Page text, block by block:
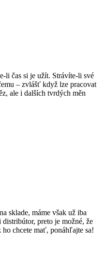
li čas si je užít. Strávíte-li své
– zvlášť když lze pracovat
ale i dalších tvrdých měn
sklade, máme však už iba
preto je možné, že
chcete mať, ponáhľajte sa!